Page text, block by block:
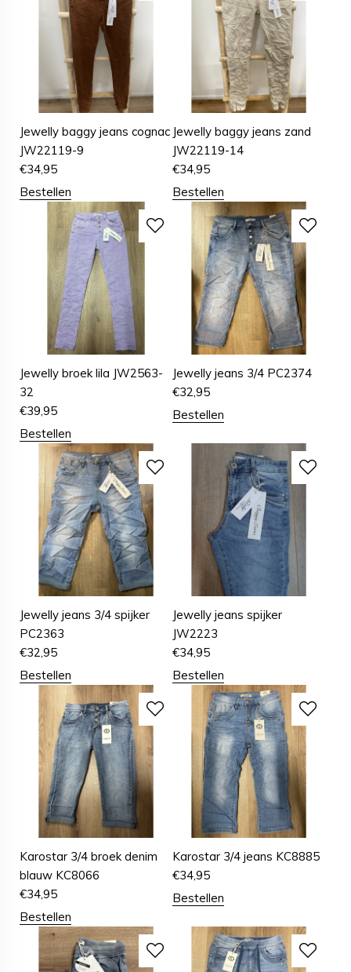
Jewelly baggy jeans cognac
JW22119-9
€34,95
Bestellen
Jewelly baggy jeans zand
JW22119-14
€34,95
Bestellen
Jewelly broek lila JW2563-
32
€39,95
Bestellen
Jewelly jeans 3/4 PC2374
€32,95
Bestellen
Jewelly jeans 3/4 spijker
PC2363
€32,95
Bestellen
Jewelly jeans spijker
JW2223
€34,95
Bestellen
Karostar 3/4 broek denim
blauw KC8066
€34,95
Bestellen
Karostar 3/4 jeans KC8885
€34,95
Bestellen